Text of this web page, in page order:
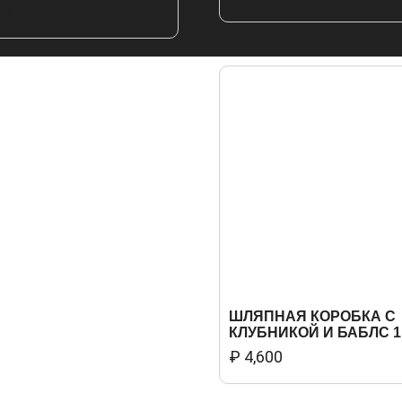
ШЛЯПНАЯ КОРОБКА С
КЛУБНИКОЙ И БАБЛС 1
₽ 4,600